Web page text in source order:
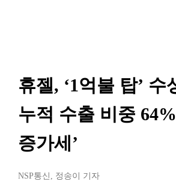
휴젤, ‘1억불 탑’
누적 수출 비중
증가세’
NSP통신 , 정송이 기자